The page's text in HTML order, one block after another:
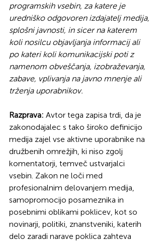
programskih vsebin, za katere je
uredniško odgovoren izdajatelj medija,
splošni javnosti, in sicer na katerem
koli nosilcu objavljanja informacij ali
po kateri koli komunikacijski poti z
namenom obveščanja, izobraževanja,
zabave, vplivanja na javno mnenje ali
trženja uporabnikov.
Razprava: Avtor tega zapisa trdi, da je
zakonodajalec s tako široko definicijo
medija zajel vse aktivne uporabnike na
družbenih omrežjih, ki niso zgolj
komentatorji, temveč ustvarjalci
vsebin. Zakon ne loči med
profesionalnim delovanjem medija,
samopromocijo posameznika in
posebnimi oblikami poklicev, kot so
novinarji, politiki, znanstveniki, katerih
delo zaradi narave poklica zahteva